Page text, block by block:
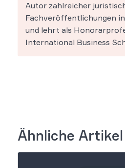
Autor zahlreicher
Fachveröffentlichungen
und lehrt als
International Business
Ähnliche Artikel